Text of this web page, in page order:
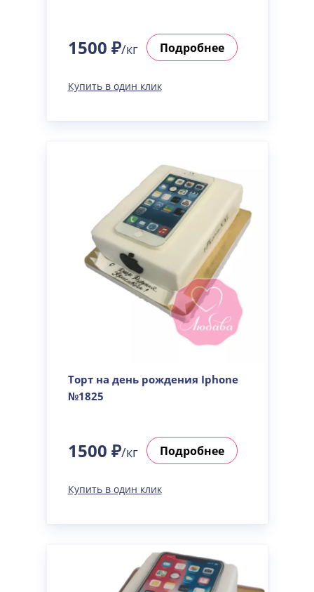
1500 ₽/кг Подробнее
Купить в один клик
Торт на день рождения Iphone
№1825
1500 ₽/кг Подробнее
Купить в один клик